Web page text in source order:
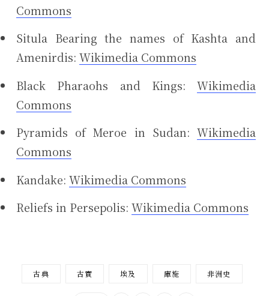
Commons
Situla Bearing the names of Kashta and
Amenirdis: Wikimedia Commons
Black Pharaohs and Kings: Wikimedia
Commons
Pyramids of Meroe in Sudan: Wikimedia
Commons
Kandake: Wikimedia Commons
Reliefs in Persepolis: Wikimedia Commons
古典 古實 埃及 庫施 非洲史